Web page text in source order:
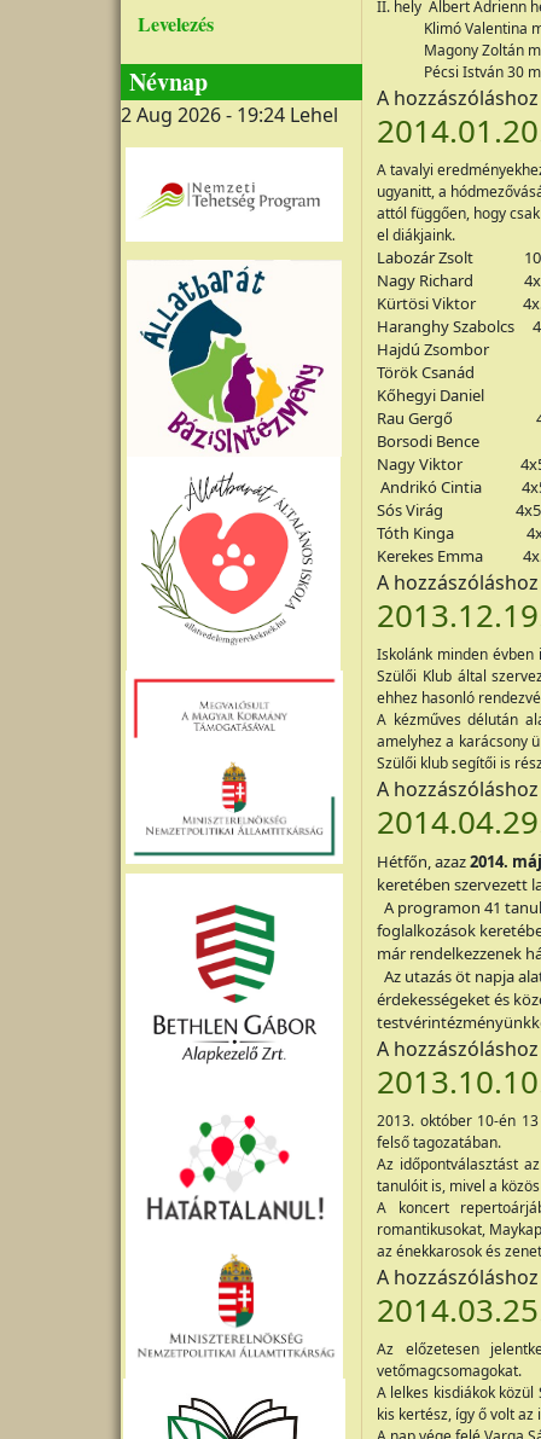
Levelezés
Névnap
2 Aug 2026 - 19:24 Lehel
II. hely Albert Adrienn
Klimó Valentina
Magony Zoltán
Pécsi István 30 m
A
A tavalyi
ugyanitt, a
attól függően, hogy
el diákjaink.
Labozár Zsolt
Nagy Richard
Kürtösi Viktor
Haranghy Szabolcs
Hajdú Zsombor
Török Csanád
Kőhegyi Daniel
Rau Gergő
Borsodi Bence
Nagy Viktor
Andrikó Cintia
Sós Virág
Tóth Kinga
Kerekes Emma
A
Iskolánk minden
Szülői Klub által
ehhez hasonló
A kézműves délután
amelyhez a karácsony
Szülői klub segítői is
A
Hétfőn, azaz2014.
keretében szervezett
A programon 41
foglalkozások
már rendelkezzenek
Az utazás öt napja
érdekességeket és
A
2013. október 10-én
felső tagozatában.
Az időpontválasztást
tanulóit is, mivel a
A koncert
romantikusokat,
az énekkarosok és
A
Az előzetesen
vetőmagcsomagokat.
A lelkes kisdiákok
kis kertész, így ő volt